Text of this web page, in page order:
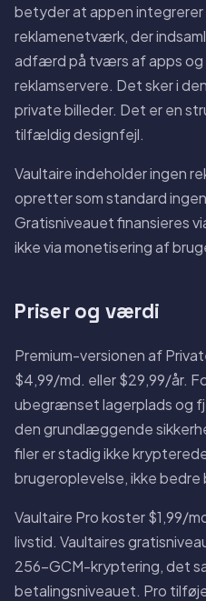
betyder at appen
reklamenetværk, der
adfærd på tværs af apps og
reklamservere. Det sker i
private billeder. Det er en
tilfældig designfejl.
Vaultaire indeholder ingen
opretter som standard
Gratisniveauet finansieres
ikke via monetisering af
Priser og værdi
Premium-versionen af
$4,99/md. eller $29,99/år.
ubegrænset lagerplads og
den grundlæggende
filer er stadig ikke
brugeroplevelse, ikke
Vaultaire Pro koster $1,99/
livstid. Vaultaires
256-GCM-kryptering, det
betalingsniveauet. Pro